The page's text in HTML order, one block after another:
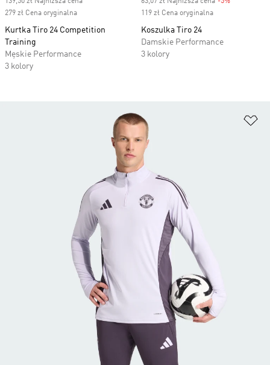
279 zł Cena oryginalna
Kurtka Tiro 24 Competition
Training
Męskie Performance
3 kolory
119 zł Cena oryginalna
Koszulka Tiro 24
Damskie Performance
3 kolory